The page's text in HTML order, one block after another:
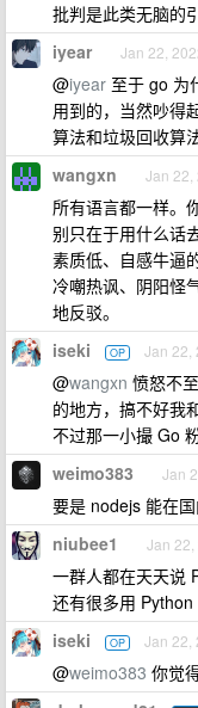
批判是此类无脑的
iyear Jan 22,
@iyear 至于 go 为
用到的，当然吵得
算法和垃圾回收算
wangxn Jan 22,
所有语言都一样。
别只在于用什么话
素质低、自感牛逼
冷嘲热讽、阴阳怪
地反驳。
iseki OP Jan 22,
@wangxn 愤怒不
的地方，搞不好我
不过那一小撮 Go
weimo383 Jan
要是 nodejs 能在
niubee1 Jan 22,
一群人都在天天说
还有很多用
iseki OP Jan 22,
@weimo383 你觉